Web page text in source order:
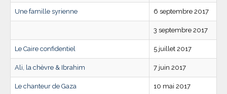
Une famille syrienne 6 septembre 2017
3 septembre 2017
Le Caire confidentiel 5 juillet 2017
Ali, la chèvre & Ibrahim 7 juin 2017
Le chanteur de Gaza 10 mai 2017